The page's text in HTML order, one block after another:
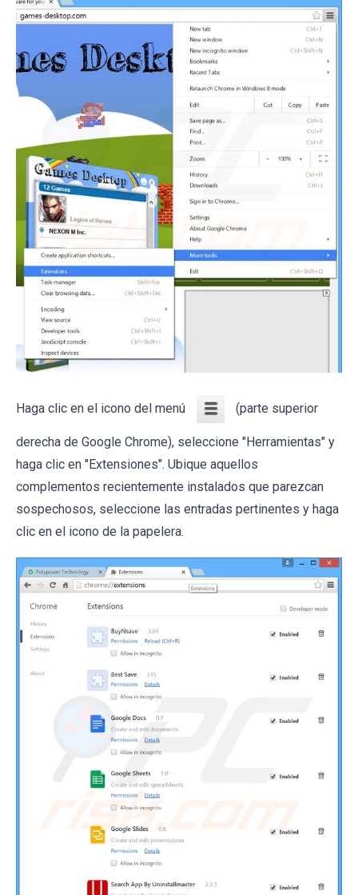
Haga clic en el icono del menú (parte superior
derecha de Google Chrome), seleccione "Herramientas" y
haga clic en "Extensiones". Ubique aquellos
complementos recientemente instalados que parezcan
sospechosos, seleccione las entradas pertinentes y haga
clic en el icono de la papelera.